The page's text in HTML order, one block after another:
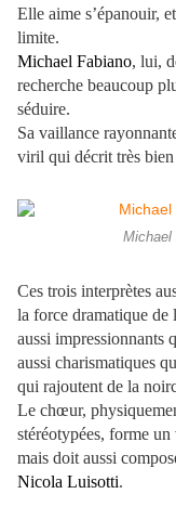
Elle aime s’épanouir,
limite.
Michael Fabiano, lui,
recherche beaucoup
séduire.
Sa vaillance
viril qui décrit très
Michael
Ces trois interprètes
la force dramatique de
aussi impressionnants
aussi charismatiques
qui rajoutent de la
Le chœur,
stéréotypées, forme
mais doit aussi
Nicola Luisotti.